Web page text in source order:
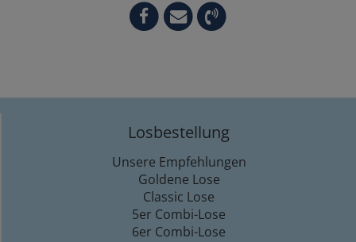
Losbestellung
Unsere Empfehlungen
Goldene Lose
Classic Lose
5er Combi-Lose
6er Combi-Lose